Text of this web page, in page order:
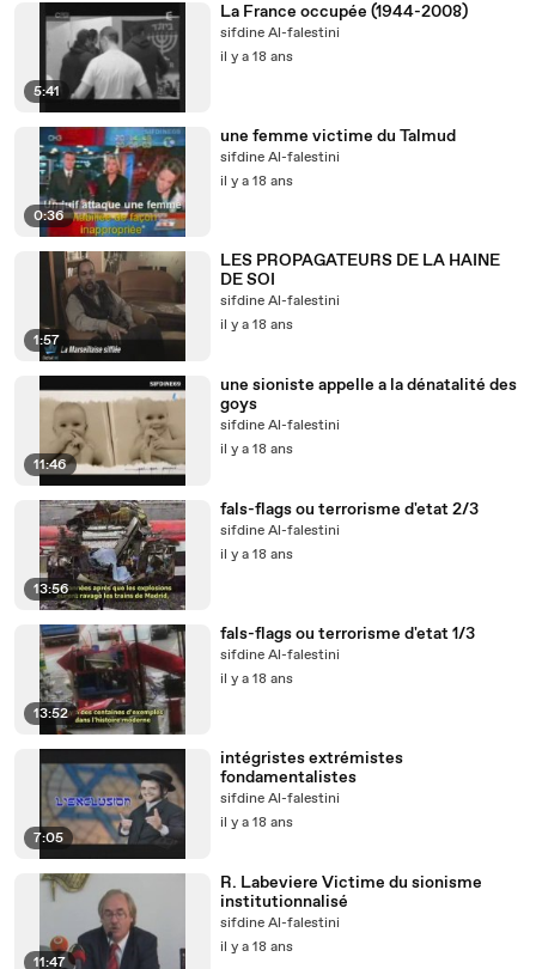
5:41
La France occupée (1944-2008)
sifdine Al-falestini
il y a 18 ans
0:36
une femme victime du Talmud
sifdine Al-falestini
il y a 18 ans
1:57
LES PROPAGATEURS DE LA HAINE
DE SOI
sifdine Al-falestini
il y a 18 ans
11:46
une sioniste appelle a la dénatalité des
goys
sifdine Al-falestini
il y a 18 ans
13:56
fals-flags ou terrorisme d'etat 2/3
sifdine Al-falestini
il y a 18 ans
13:52
fals-flags ou terrorisme d'etat 1/3
sifdine Al-falestini
il y a 18 ans
7:05
intégristes extrémistes
fondamentalistes
sifdine Al-falestini
il y a 18 ans
11:47
R. Labeviere Victime du sionisme
institutionnalisé
sifdine Al-falestini
il y a 18 ans